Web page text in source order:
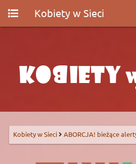
Kobiety w Sieci
Kobiety w Sieci ABORCJA! bieżące